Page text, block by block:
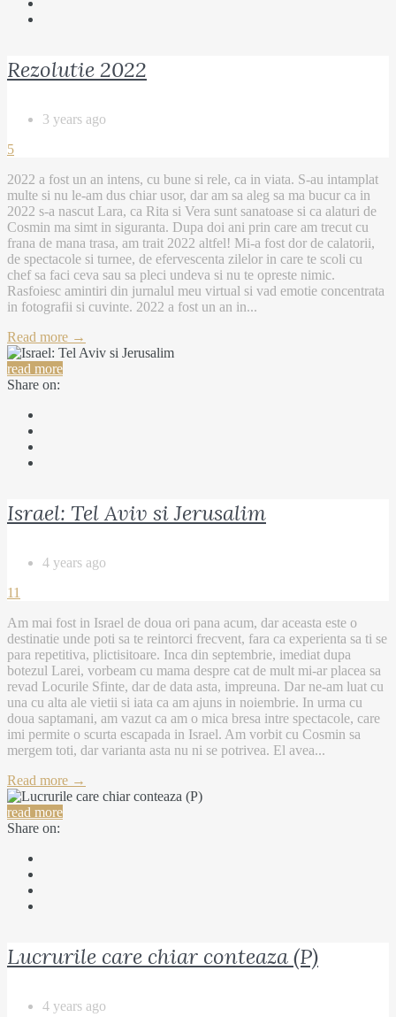
Rezolutie 2022
3 years ago
5
2022 a fost un an intens, cu bune si rele, ca in viata. S-au intamplat
multe si nu le-am dus chiar usor, dar am sa aleg sa ma bucur ca in
2022 s-a nascut Lara, ca Rita si Vera sunt sanatoase si ca alaturi de
Cosmin ma simt in siguranta. Dupa doi ani prin care am trecut cu
frana de mana trasa, am trait 2022 altfel! Mi-a fost dor de calatorii,
de spectacole si turnee, de efervescenta zilelor in care te scoli cu
chef sa faci ceva sau sa pleci undeva si nu te opreste nimic.
Rasfoiesc amintiri din jurnalul meu virtual si vad emotie concentrata
in fotografii si cuvinte. 2022 a fost un an in...
Read more →
read more
Share on:
Israel: Tel Aviv si Jerusalim
4 years ago
11
Am mai fost in Israel de doua ori pana acum, dar aceasta este o
destinatie unde poti sa te reintorci frecvent, fara ca experienta sa ti se
para repetitiva, plictisitoare. Inca din septembrie, imediat dupa
botezul Larei, vorbeam cu mama despre cat de mult mi-ar placea sa
revad Locurile Sfinte, dar de data asta, impreuna. Dar ne-am luat cu
una cu alta ale vietii si iata ca am ajuns in noiembrie. In urma cu
doua saptamani, am vazut ca am o mica bresa intre spectacole, care
imi permite o scurta escapada in Israel. Am vorbit cu Cosmin sa
mergem toti, dar varianta asta nu ni se potrivea. El avea...
Read more →
read more
Share on:
Lucrurile care chiar conteaza (P)
4 years ago